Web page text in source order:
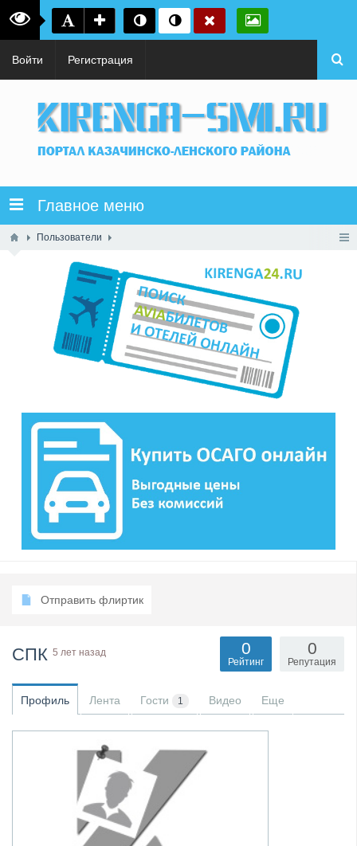
Войти Регистрация
Главное меню
Пользователи
Отправить флиртик
СПК 5 лет назад 0
Репутация
0
Рейтинг
Профиль Лента Гости 1 Видео Еще